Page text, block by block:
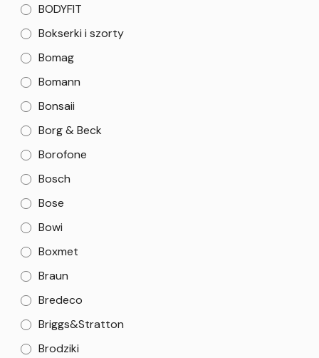
BODYFIT
Bokserki i szorty
Bomag
Bomann
Bonsaii
Borg & Beck
Borofone
Bosch
Bose
Bowi
Boxmet
Braun
Bredeco
Briggs&Stratton
Brodziki